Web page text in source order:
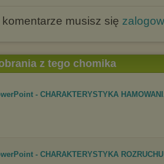
musisz się
z tego chomika
- CHARAKTERYSTYKA
- CHARAKTERYSTYKA ROZRUCHU